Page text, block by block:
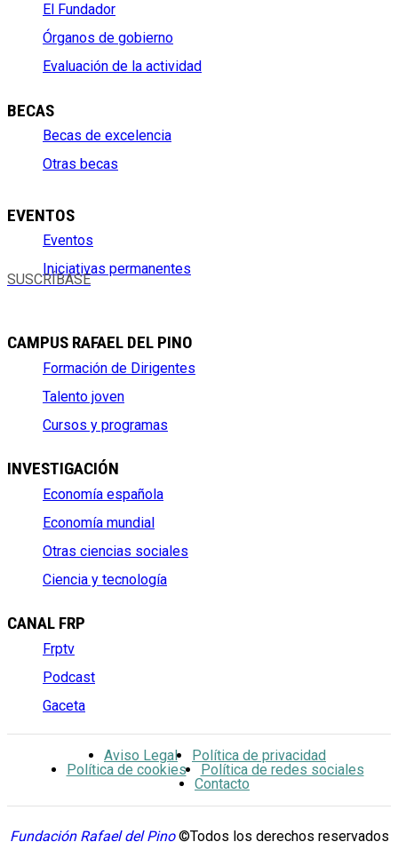
El Fundador
Órganos de gobierno
Evaluación de la actividad
BECAS
Becas de excelencia
Otras becas
EVENTOS
Eventos
Iniciativas permanentes
SUSCRÍBASE
CAMPUS RAFAEL DEL PINO
Formación de Dirigentes
Talento joven
Cursos y programas
INVESTIGACIÓN
Economía española
Economía mundial
Otras ciencias sociales
Ciencia y tecnología
CANAL FRP
Frptv
Podcast
Gaceta
Aviso Legal
Política de privacidad
Política de cookies
Política de redes sociales
Contacto
Fundación Rafael del Pino©Todos los derechos reservados